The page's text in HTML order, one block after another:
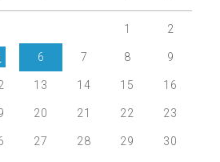
1 2
6 7 8 9
13 14 15 16
20 21 22 23
27 28 29 30